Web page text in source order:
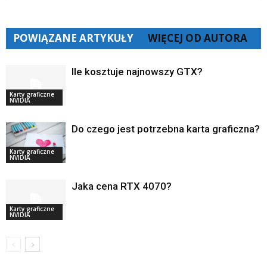
POWIĄZANE ARTYKUŁY WIĘCEJ OD AUTORA
Karty graficzne
NVIDIA
Ile kosztuje najnowszy GTX?
Karty graficzne
NVIDIA
Do czego jest potrzebna karta graficzna?
Karty graficzne
NVIDIA
Jaka cena RTX 4070?